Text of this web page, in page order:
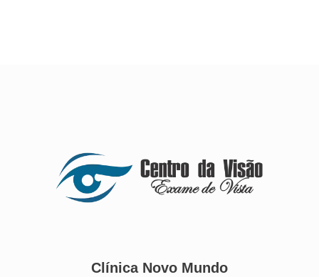
Clínica Novo Mundo